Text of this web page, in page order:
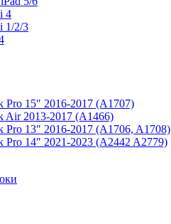
4
1/2/3
Pro 15″ 2016-2017 (A1707)
Air 2013-2017 (A1466)
Pro 13″ 2016-2017 (A1706, A1708)
Pro 14″ 2021-2023 (A2442 A2779)